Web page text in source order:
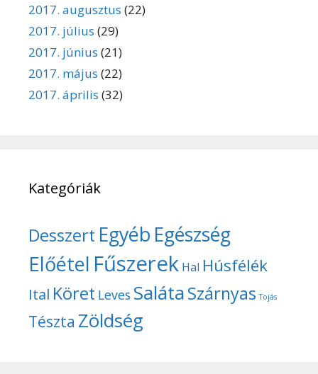
2017. augusztus (22)
2017. július (29)
2017. június (21)
2017. május (22)
2017. április (32)
Kategóriák
Desszert Egyéb Egészség
Előétel Fűszerek Hal Húsfélék
Ital Köret Leves SalátaSzárnyas Tojás
Tészta Zöldség